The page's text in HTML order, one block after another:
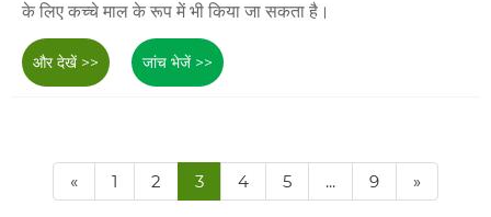
के लिए कच्चे माल के रूप में भी किया जा सकता है।
और देखें >> जांच भेजें >>
« 1 2 3 4 5 ... 9 »